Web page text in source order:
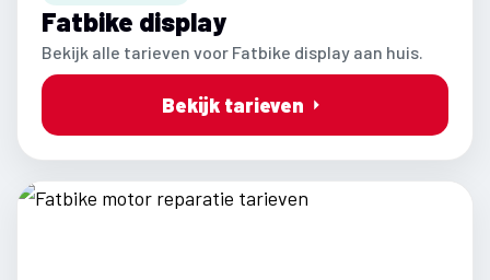
Fatbike display
Bekijk alle tarieven voor Fatbike display aan huis.
Bekijk tarieven